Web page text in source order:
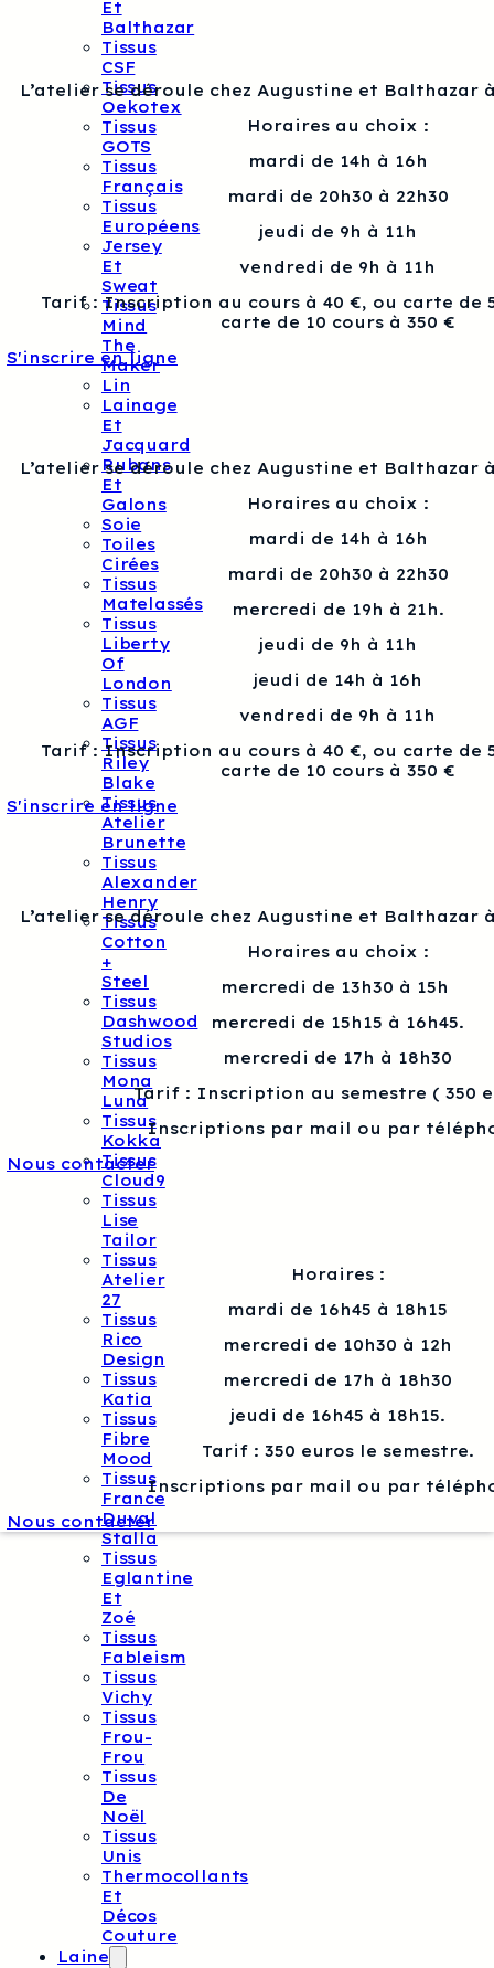
Et
Balthazar
Tissus
CSF
Tissus
Oekotex
Tissus
GOTS
Tissus
Français
Tissus
Européens
Jersey
Et
Sweat
Tissus
Mind
The
Maker
Lin
Lainage
Et
Jacquard
Rubans
Et
Galons
Soie
Toiles
Cirées
Tissus
Matelassés
Tissus
Liberty
Of
London
Tissus
AGF
Tissus
Riley
Blake
Tissus
Atelier
Brunette
Tissus
Alexander
Henry
Tissus
Cotton
+
Steel
Tissus
Dashwood
Studios
Tissus
Mona
Luna
Tissus
Kokka
Tissus
Cloud9
Tissus
Lise
Tailor
Tissus
Atelier
27
Tissus
Rico
Design
Tissus
Katia
Tissus
Fibre
Mood
Tissus
France
Duval
Stalla
Tissus
Eglantine
Et
Zoé
Tissus
Fableism
Tissus
Vichy
Tissus
Frou-
Frou
Tissus
De
Noël
Tissus
Unis
Thermocollants
Et
Décos
Couture
Laine
L’atelier se déroule chez Augustine et Balthazar
Horaires au choix :
mardi de 14h à 16h
mardi de 20h30 à 22h30
jeudi de 9h à 11h
vendredi de 9h à 11h
Tarif : Inscription au cours à 40 €, ou carte de
carte de 10 cours à 350 €
S'inscrire en ligne
L’atelier se déroule chez Augustine et Balthazar
Horaires au choix :
mardi de 14h à 16h
mardi de 20h30 à 22h30
mercredi de 19h à 21h.
jeudi de 9h à 11h
jeudi de 14h à 16h
vendredi de 9h à 11h
Tarif : Inscription au cours à 40 €, ou carte de
carte de 10 cours à 350 €
S'inscrire en ligne
L’atelier se déroule chez Augustine et Balthazar
Horaires au choix :
mercredi de 13h30 à 15h
mercredi de 15h15 à 16h45.
mercredi de 17h à 18h30
Tarif : Inscription au semestre ( 350
Inscriptions par mail ou par
Nous contacter
Horaires :
mardi de 16h45 à 18h15
mercredi de 10h30 à 12h
mercredi de 17h à 18h30
jeudi de 16h45 à 18h15.
Tarif : 350 euros le semestre.
Inscriptions par mail ou par
Nous contacter